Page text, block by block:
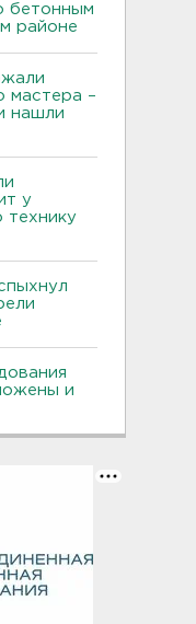
бетонным
районе
мастера –
нашли
у
технику
и